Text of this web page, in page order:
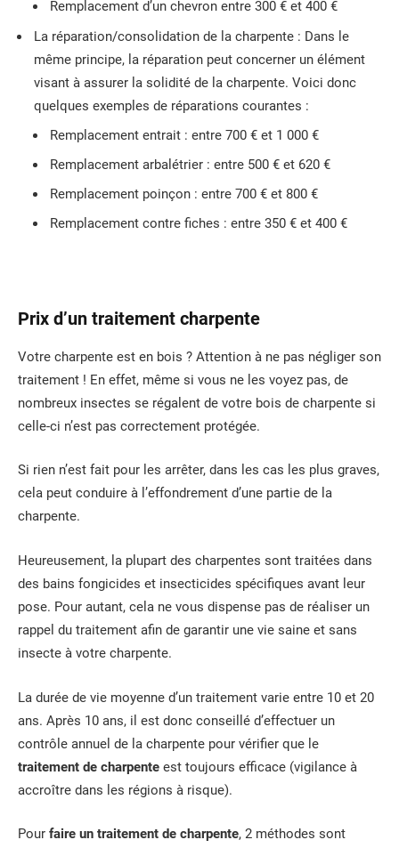
Remplacement d’un chevron entre 300 € et 400 €
La réparation/consolidation de la charpente : Dans le
même principe, la réparation peut concerner un élément
visant à assurer la solidité de la charpente. Voici donc
quelques exemples de réparations courantes :
Remplacement entrait : entre 700 € et 1 000 €
Remplacement arbalétrier : entre 500 € et 620 €
Remplacement poinçon : entre 700 € et 800 €
Remplacement contre fiches : entre 350 € et 400 €
Prix d’un traitement charpente
Votre charpente est en bois ? Attention à ne pas négliger son
traitement ! En effet, même si vous ne les voyez pas, de
nombreux insectes se régalent de votre bois de charpente si
celle-ci n’est pas correctement protégée.
Si rien n’est fait pour les arrêter, dans les cas les plus graves,
cela peut conduire à l’effondrement d’une partie de la
charpente.
Heureusement, la plupart des charpentes sont traitées dans
des bains fongicides et insecticides spécifiques avant leur
pose. Pour autant, cela ne vous dispense pas de réaliser un
rappel du traitement afin de garantir une vie saine et sans
insecte à votre charpente.
La durée de vie moyenne d’un traitement varie entre 10 et 20
ans. Après 10 ans, il est donc conseillé d’effectuer un
contrôle annuel de la charpente pour vérifier que le
traitement de charpente est toujours efficace (vigilance à
accroître dans les régions à risque).
Pour faire un traitement de charpente, 2 méthodes sont